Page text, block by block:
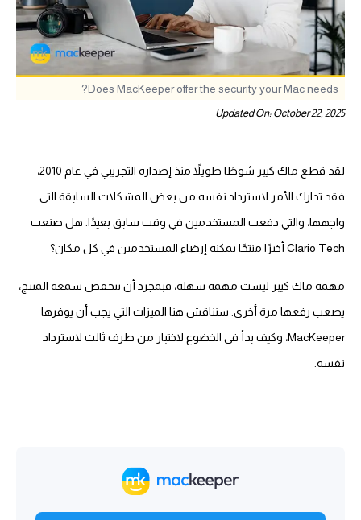
Does MacKeeper offer the security your Mac needs?
Updated On: October 22, 2025
لقد قطع ماك كيبر شوطًا طويلاً منذ إصداره التجريبي في عام 2010،
فقد تدارك الأمر لاسترداد نفسه من بعض المشكلات السابقة التي
واجهها، والتي دفعت المستخدمين في وقت سابق بعيدًا. هل صنعت
Clario Tech أخيرًا منتجًا يمكنه إرضاء المستخدمين في كل مكان؟
مهمة ماك كيبر ليست مهمة سهلة، فبمجرد أن تنخفض سمعة المنتج،
يصعب رفعها مرة أخرى. سنناقش هنا الميزات التي يجب أن يوفرها
MacKeeper، وكيف بدأ في الخضوع لاختبار من طرف ثالث لاسترداد
نفسه.